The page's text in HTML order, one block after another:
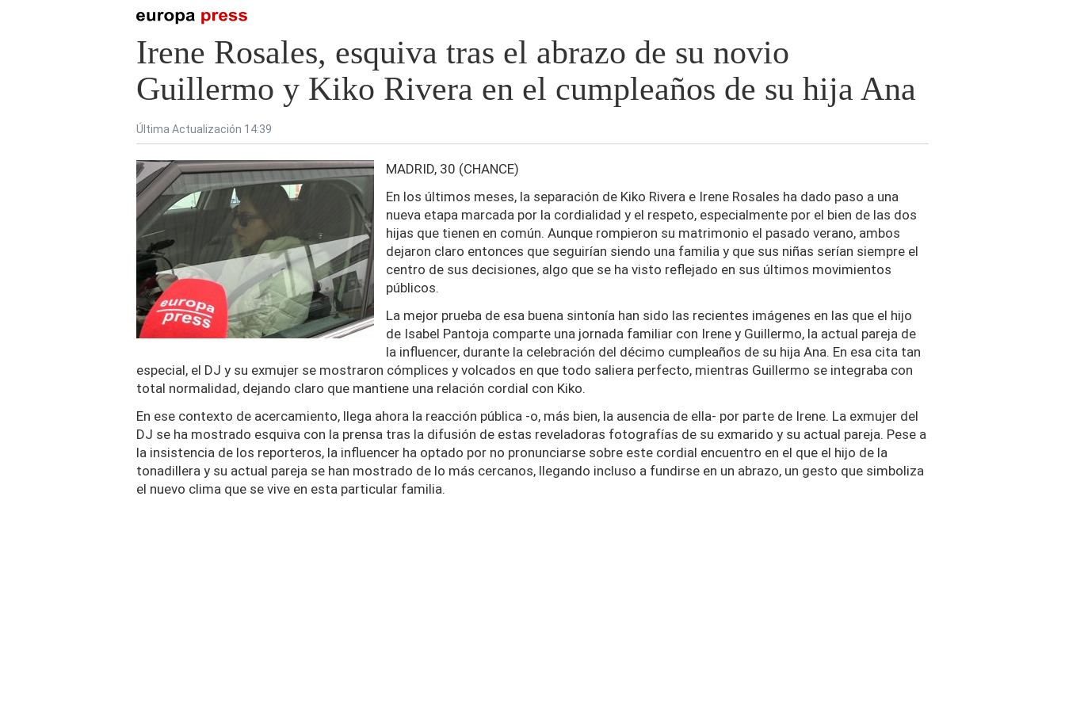
Irene Rosales, esquiva tras el abrazo de su novio
Guillermo y Kiko Rivera en el cumpleaños de su hija Ana
Última Actualización 14:39
MADRID, 30 (CHANCE)
En los últimos meses, la separación de Kiko Rivera e Irene Rosales ha dado paso a una
nueva etapa marcada por la cordialidad y el respeto, especialmente por el bien de las dos
hijas que tienen en común. Aunque rompieron su matrimonio el pasado verano, ambos
dejaron claro entonces que seguirían siendo una familia y que sus niñas serían siempre el
centro de sus decisiones, algo que se ha visto reflejado en sus últimos movimientos
públicos.
La mejor prueba de esa buena sintonía han sido las recientes imágenes en las que el hijo
de Isabel Pantoja comparte una jornada familiar con Irene y Guillermo, la actual pareja de
la influencer, durante la celebración del décimo cumpleaños de su hija Ana. En esa cita tan
especial, el DJ y su exmujer se mostraron cómplices y volcados en que todo saliera perfecto, mientras Guillermo se integraba con
total normalidad, dejando claro que mantiene una relación cordial con Kiko.
En ese contexto de acercamiento, llega ahora la reacción pública -o, más bien, la ausencia de ella- por parte de Irene. La exmujer del
DJ se ha mostrado esquiva con la prensa tras la difusión de estas reveladoras fotografías de su exmarido y su actual pareja. Pese a
la insistencia de los reporteros, la influencer ha optado por no pronunciarse sobre este cordial encuentro en el que el hijo de la
tonadillera y su actual pareja se han mostrado de lo más cercanos, llegando incluso a fundirse en un abrazo, un gesto que simboliza
el nuevo clima que se vive en esta particular familia.